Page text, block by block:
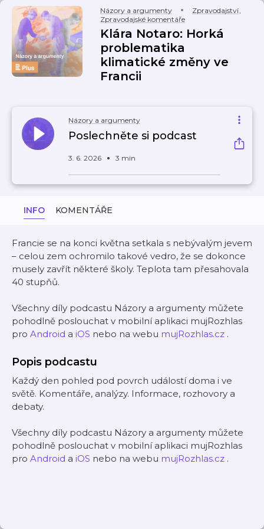
Názory a argumenty Zpravodajství,
Zpravodajské komentáře
Klára Notaro: Horká
problematika
klimatické změny ve
Francii
Názory a argumenty
Poslechněte si podcast
3. 6. 2026 3 min
INFO KOMENTÁŘE
Francie se na konci května setkala s nebývalým jevem
– celou zem ochromilo takové vedro, že se dokonce
musely zavřít některé školy. Teplota tam přesahovala
40 stupňů.
Všechny díly podcastu Názory a argumenty můžete
pohodlně poslouchat v mobilní aplikaci mujRozhlas
pro Android a iOS nebo na webu mujRozhlas.cz .
Popis podcastu
Každý den pohled pod povrch událostí doma i ve
světě. Komentáře, analýzy. Informace, rozhovory a
debaty.
Všechny díly podcastu Názory a argumenty můžete
pohodlně poslouchat v mobilní aplikaci mujRozhlas
pro Android a iOS nebo na webu mujRozhlas.cz .